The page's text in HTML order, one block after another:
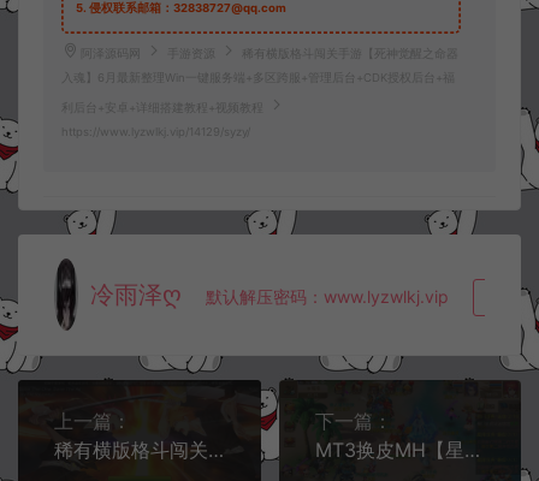
5. 侵权联系邮箱：32838727@qq.com
阿泽源码网 手游资源
稀有横版格斗闯关手游【死神觉醒之命器
入魂】6月最新整理Win一键服务端+多区跨服+管理后台+CDK授权后台+福
利后台+安卓+详细搭建教程+视频教程
https://www.lyzwlkj.vip/14129/syzy/
冷雨泽ღ 默认解压密码：www.lyzwlkj.vip 复
上一篇：
稀有横版格斗闯关手游【死神觉醒之命器入魂】6月最新整理Linux手工服务端+多区跨服+管理后台+CDK授权后台+福利后台+安卓+详细搭建教程+视频教程
下一篇：
MT3换皮MH【星河西游】5月最新整理Linux手工服务端+管理后台+GM后台+安卓苹果双端+详细搭建教程+视频教程